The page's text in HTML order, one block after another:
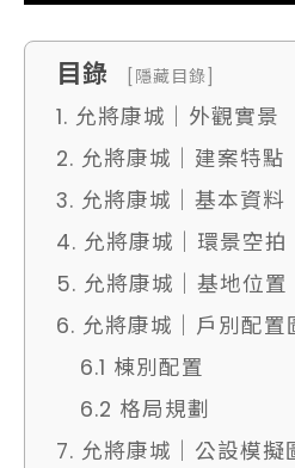
目錄 [隱藏目錄]
1. 允將康城｜外觀實景
2. 允將康城｜建案特點
3. 允將康城｜基本資料
4. 允將康城｜環景空拍
5. 允將康城｜基地位置
6. 允將康城｜戶別配置
6.1 棟別配置
6.2 格局規劃
7. 允將康城｜公設模擬